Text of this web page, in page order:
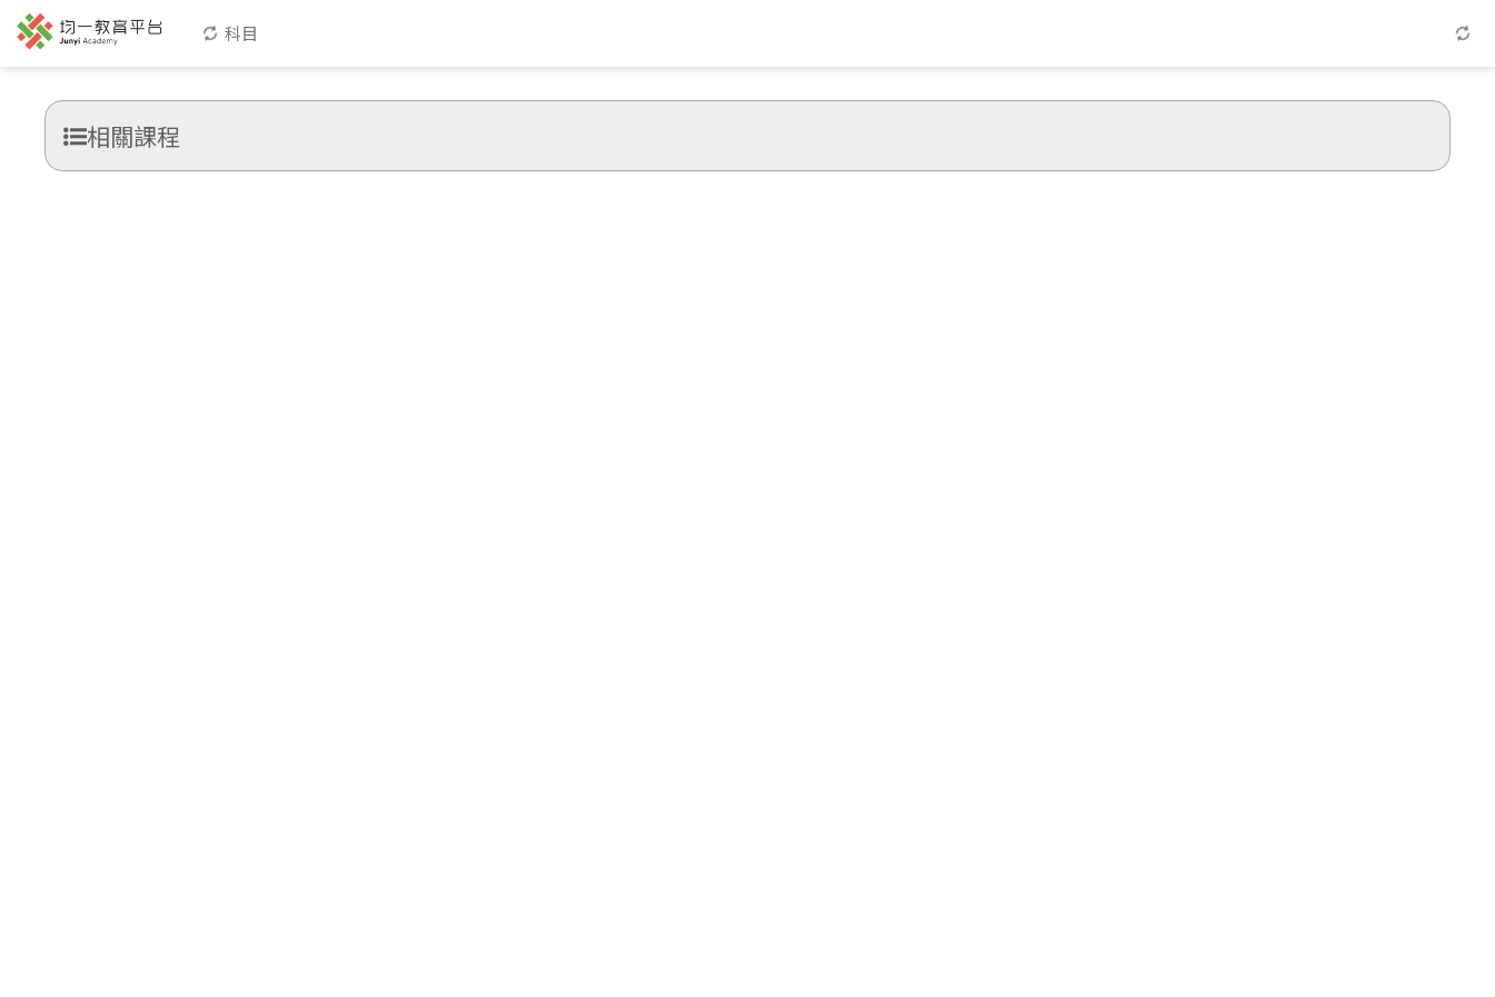
科目
相關課程